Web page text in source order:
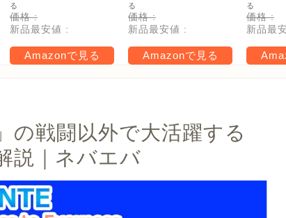
る
価格 :
新品最安値 :
Amazonで見る
ド版
る
価格 :
新品最安値 :
Amazonで見る
リジナ
タモン
ー(サ
16cm)
タル特
る
価格 :
新品最
の戦闘以外で大活躍する
説｜ネバエバ